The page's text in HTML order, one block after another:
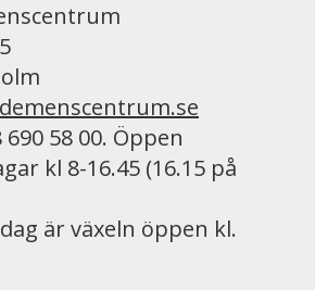
58 00. Öppen
kl 8-16.45 (16.15 på
är växeln öppen kl.